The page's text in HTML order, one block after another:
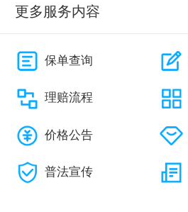
更多服务内容
保单查询
理赔流程
价格公告
普法宣传